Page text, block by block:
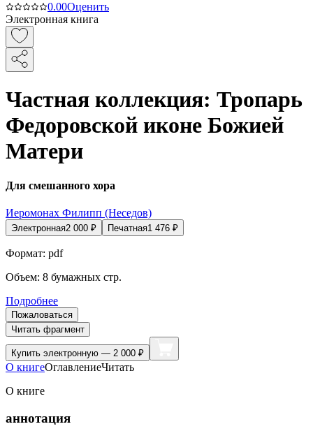
0.00Оценить
Электронная книга
Частная коллекция: Тропарь
Федоровской иконе Божией
Матери
Для смешанного хора
Иеромонах Филипп (Неседов)
Электронная2 000 ₽ Печатная1 476 ₽
Формат: pdf
Объем: 8 бумажных стр.
Подробнее
Пожаловаться
Читать фрагмент
Купить электронную — 2 000 ₽
О книгеОглавлениеЧитать
О книге
аннотация